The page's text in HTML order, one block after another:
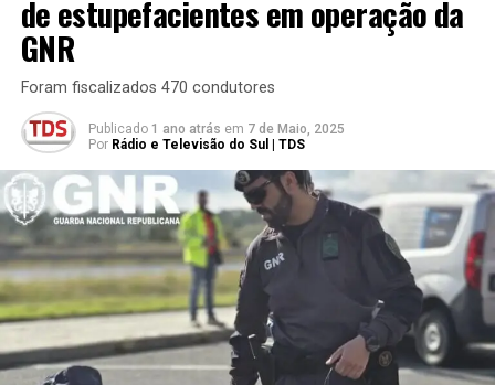
de estupefacientes em operação da
GNR
Foram fiscalizados 470 condutores
Publicado 1 ano atrás em 7 de Maio, 2025
Por Rádio e Televisão do Sul | TDS